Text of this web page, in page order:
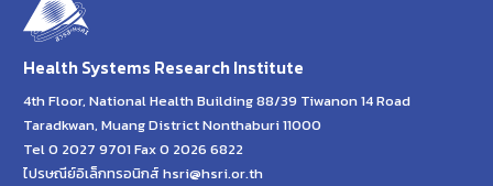
Health Systems Research Institute
4th Floor, National Health Building 88/39 Tiwanon 14 Road
Taradkwan, Muang District Nonthaburi 11000
Tel 0 2027 9701 Fax 0 2026 6822
ไปรษณีย์อิเล็กทรอนิกส์ hsri@hsri.or.th